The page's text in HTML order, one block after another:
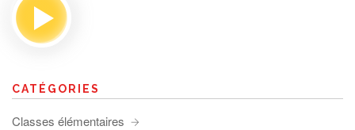
CATÉGORIES
Classes élémentaires